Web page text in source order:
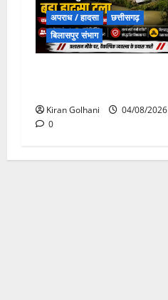
अपराध / हादसा
छत्तीसगढ़
बिलासपुर संभाग
Kiran Golhani
04/08/2026
0